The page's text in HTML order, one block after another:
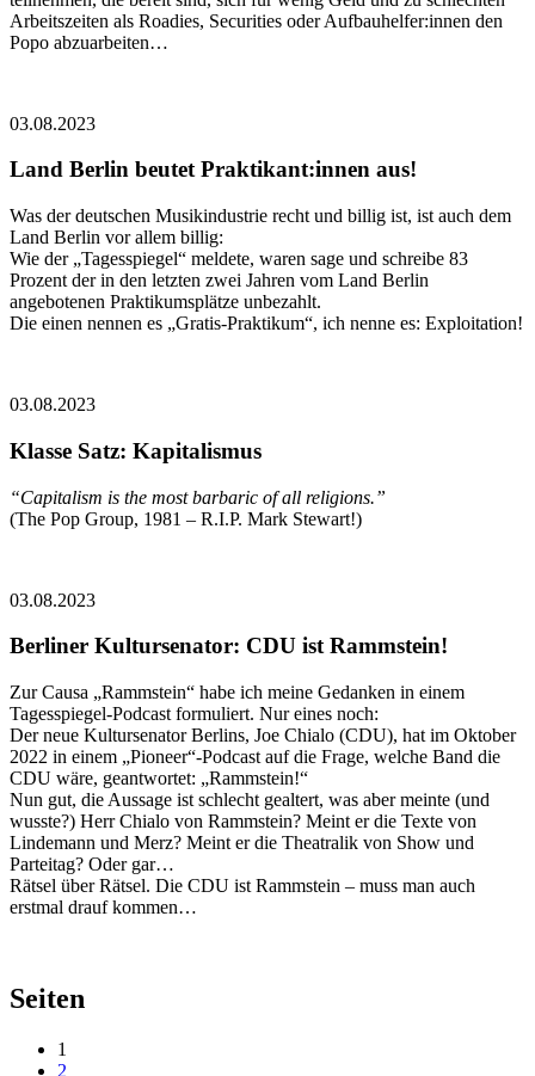
Arbeitszeiten als Roadies, Securities oder Aufbauhelfer:innen den
Popo abzuarbeiten…
03.08.2023
Land Berlin beutet Praktikant:innen aus!
Was der deutschen Musikindustrie recht und billig ist, ist auch dem
Land Berlin vor allem billig:
Wie der „Tagesspiegel“ meldete, waren sage und schreibe 83
Prozent der in den letzten zwei Jahren vom Land Berlin
angebotenen Praktikumsplätze unbezahlt.
Die einen nennen es „Gratis-Praktikum“, ich nenne es: Exploitation!
03.08.2023
Klasse Satz: Kapitalismus
“Capitalism is the most barbaric of all religions.”
(The Pop Group, 1981 – R.I.P. Mark Stewart!)
03.08.2023
Berliner Kultursenator: CDU ist Rammstein!
Zur Causa „Rammstein“ habe ich meine Gedanken in einem
Tagesspiegel-Podcast formuliert. Nur eines noch:
Der neue Kultursenator Berlins, Joe Chialo (CDU), hat im Oktober
2022 in einem „Pioneer“-Podcast auf die Frage, welche Band die
CDU wäre, geantwortet: „Rammstein!“
Nun gut, die Aussage ist schlecht gealtert, was aber meinte (und
wusste?) Herr Chialo von Rammstein? Meint er die Texte von
Lindemann und Merz? Meint er die Theatralik von Show und
Parteitag? Oder gar…
Rätsel über Rätsel. Die CDU ist Rammstein – muss man auch
erstmal drauf kommen…
Seiten
1
2